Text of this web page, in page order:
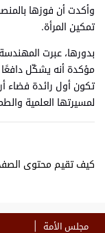
وأكدت أن فوزها
تمكين المرأة.
بدورها، عبرت
مؤكدة أنه يشكّل دافعًا
تكون أول رائدة فضاء
لمسيرتها العلمية
كيف تقيم محتوى
مجلس الأمة